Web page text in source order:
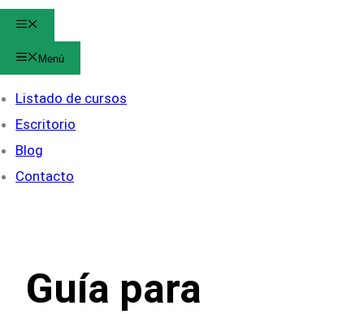
Menú
Listado de cursos
Escritorio
Blog
Contacto
Guía para